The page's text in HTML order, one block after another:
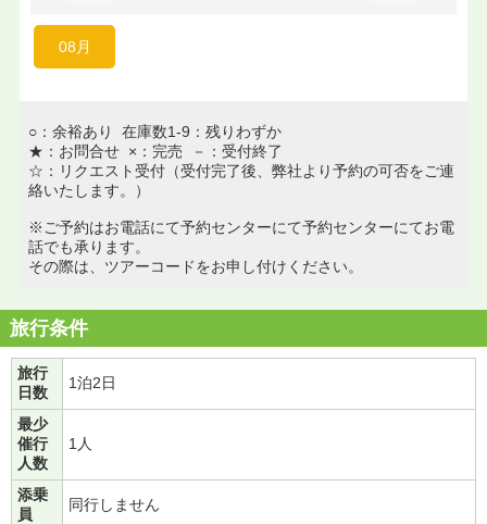
08月
○：余裕あり 在庫数1-9：残りわずか
★：お問合せ ×：完売 －：受付終了
☆：リクエスト受付（受付完了後、弊社より予約の可否をご連
絡いたします。）
※ご予約はお電話にて予約センターにて予約センターにてお電
話でも承ります。
その際は、ツアーコードをお申し付けください。
旅行条件
旅行
日数
1泊2日
最少
催行
人数
1人
添乗
員
同行しません